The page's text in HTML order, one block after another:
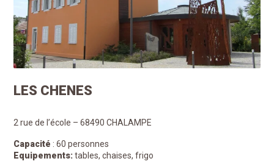
LES CHENES
2 rue de l’école – 68490 CHALAMPE
Capacité : 60 personnes
Equipements:tables, chaises, frigo